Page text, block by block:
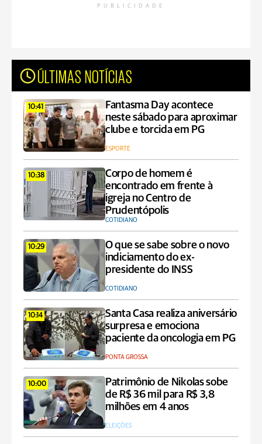
PUBLICIDADE
ÚLTIMAS NOTÍCIAS
10:41
Fantasma Day acontece
neste sábado para aproximar
clube e torcida em PG
ESPORTE
10:38
Corpo de homem é
encontrado em frente à
igreja no Centro de
Prudentópolis
COTIDIANO
10:29
O que se sabe sobre o novo
indiciamento do ex-
presidente do INSS
COTIDIANO
10:14
Santa Casa realiza aniversário
surpresa e emociona
paciente da oncologia em PG
PONTA GROSSA
10:00
Patrimônio de Nikolas sobe
de R$ 36 mil para R$ 3,8
milhões em 4 anos
ELEIÇÕES